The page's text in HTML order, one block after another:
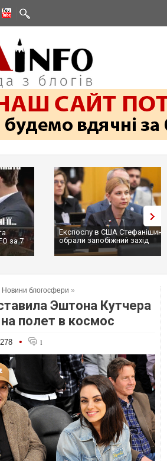
за 7
Експослу в США
обрали запобіжний захід
Новини блогосфери »
Эштона Кутчера
полет в космос
• 1